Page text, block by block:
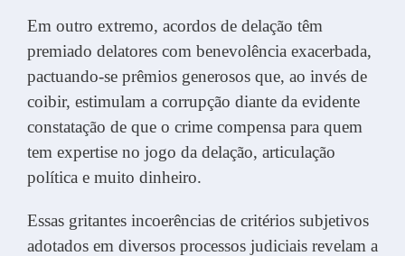
Em outro extremo, acordos de delação têm
premiado delatores com benevolência exacerbada,
pactuando-se prêmios generosos que, ao invés de
coibir, estimulam a corrupção diante da evidente
constatação de que o crime compensa para quem
tem expertise no jogo da delação, articulação
política e muito dinheiro.
Essas gritantes incoerências de critérios subjetivos
adotados em diversos processos judiciais revelam a